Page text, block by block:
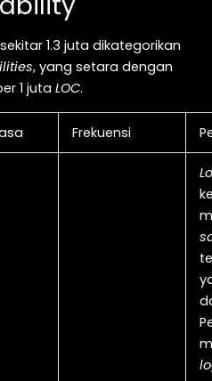
1.3 juta dikategorikan
, yang setara dengan
1 juta LOC.
Frekuensi